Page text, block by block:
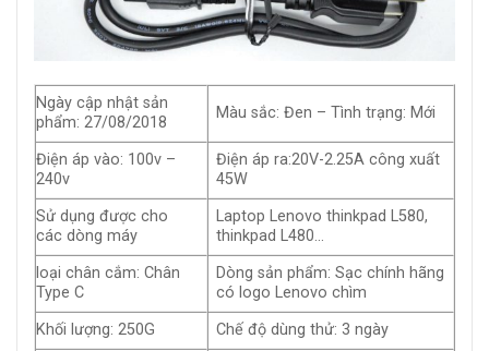
Ngày cập nhật sản
phẩm: 27/08/2018
Màu sắc: Đen – Tình trạng: Mới
Điện áp vào: 100v –
240v
Điện áp ra:20V-2.25A công xuất
45W
Sử dụng được cho
các dòng máy
Laptop Lenovo thinkpad L580,
thinkpad L480…
loại chân cắm: Chân
Type C
Dòng sản phẩm: Sạc chính hãng
có logo Lenovo chìm
Khối lượng: 250G
Chế độ dùng thử: 3 ngày